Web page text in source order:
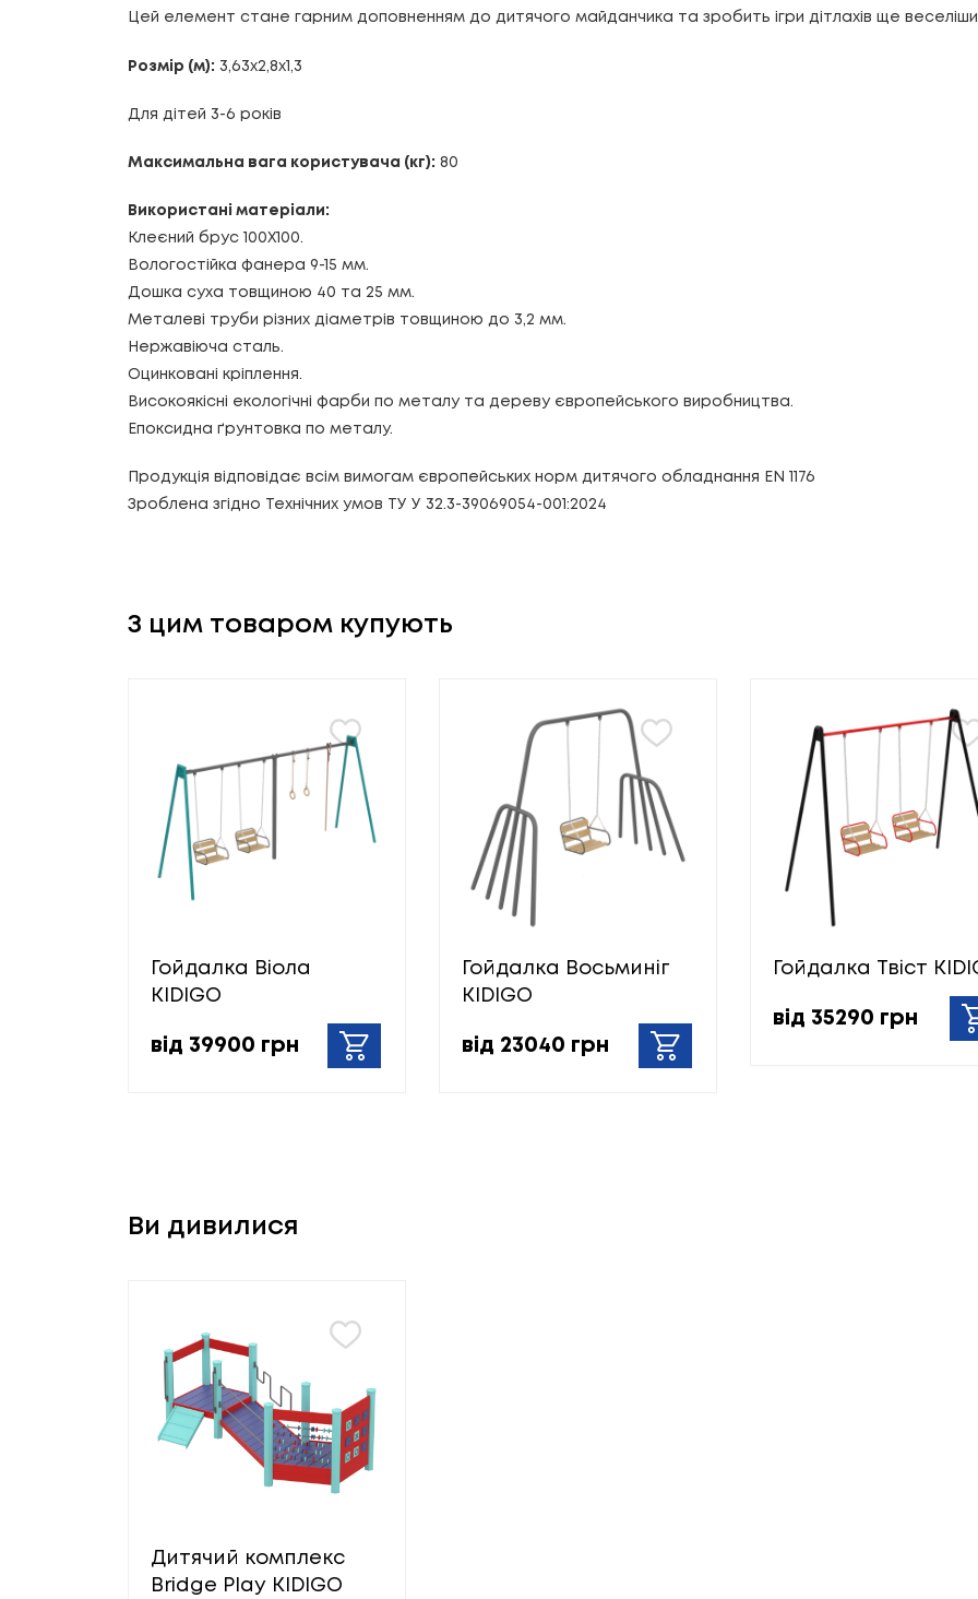
Цей елемент стане гарним доповненням до дитячого майданчика та зробить ігри дітлахів ще
Розмір (м): 3,63х2,8х1,3
Для дітей 3-6 років
Максимальна вага користувача (кг): 80
Використані матеріали:
Клеєний брус 100Х100.
Вологостійка фанера 9-15 мм.
Дошка суха товщиною 40 та 25 мм.
Металеві труби різних діаметрів товщиною до 3,2 мм.
Нержавіюча сталь.
Оцинковані кріплення.
Високоякісні екологічні фарби по металу та дереву європейського виробництва.
Епоксидна ґрунтовка по металу.
Продукція відповідає всім вимогам європейських норм дитячого обладнання EN 1176
Зроблена згідно Технічних умов ТУ У 32.3-39069054-001:2024
З цим товаром купують
Гойдалка Віола
KIDIGO
від 39900 грн
Гойдалка Восьминіг
KIDIGO
від 23040 грн
Гойдалка Твіст
від 35290 грн
Ви дивилися
Дитячий комплекс
Bridge Play KIDIGO